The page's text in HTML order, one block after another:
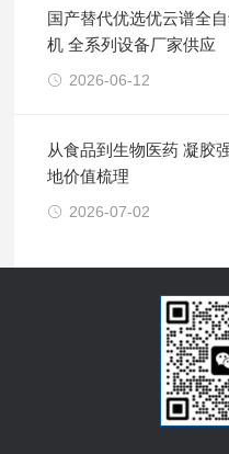
国产替代优选优云谱全
机 全系列设备厂家供应
2026-06-12
从食品到生物医药 凝胶
地价值梳理
2026-07-02